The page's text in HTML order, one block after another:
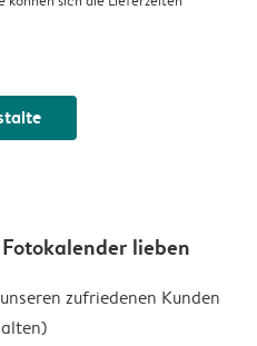
lieben
zufriedenen Kunden